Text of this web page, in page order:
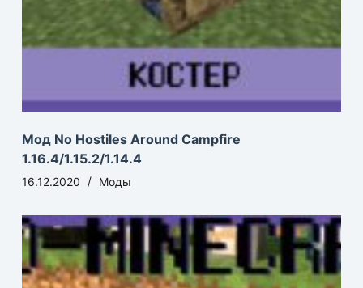
Мод No Hostiles Around Campfire
1.16.4/1.15.2/1.14.4
16.12.2020 Моды